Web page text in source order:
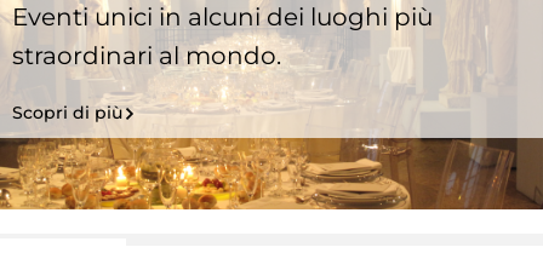
Eventi unici in alcuni dei luoghi più
straordinari al mondo.
Scopri di più